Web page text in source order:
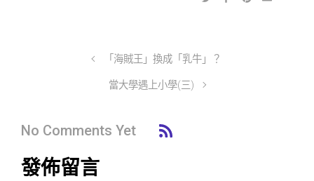
「海賊王」換成「乳牛」？
當大學遇上小學(三)
No Comments Yet
發佈留言